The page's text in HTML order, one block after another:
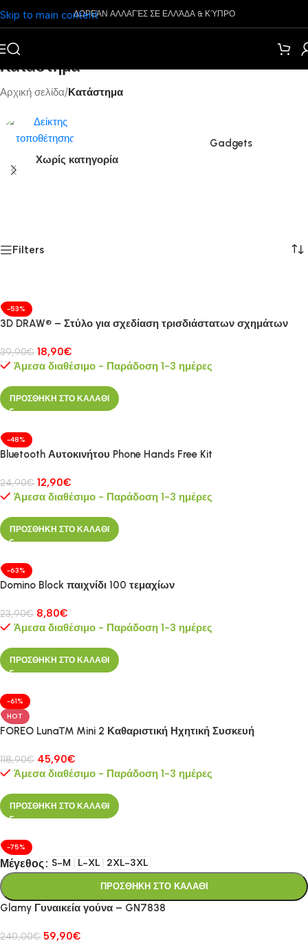
Skip to main contentΔΩΡΕΆΝ ΑΛΛΑΓΈΣ ΣΕ ΕΛΛΆΔΑ & ΚΎΠΡΟ
Κατάστημα
Αρχική σελίδα/Κατάστημα
Χωρίς κατηγορία
Gadgets
Filters
-53%
3D DRAW® – Στύλο για σχεδίαση τρισδιάστατων σχημάτων
39,90€ 18,90€
Άμεσα διαθέσιμο - Παράδοση 1-3 ημέρες
ΠΡΟΣΘΗΚΗ ΣΤΟ ΚΑΛΑΘΙ
-48%
Bluetooth Αυτοκινήτου Phone Hands Free Kit
24,90€ 12,90€
Άμεσα διαθέσιμο - Παράδοση 1-3 ημέρες
ΠΡΟΣΘΗΚΗ ΣΤΟ ΚΑΛΑΘΙ
-63%
Domino Block παιχνίδι 100 τεμαχίων
23,90€ 8,80€
Άμεσα διαθέσιμο - Παράδοση 1-3 ημέρες
ΠΡΟΣΘΗΚΗ ΣΤΟ ΚΑΛΑΘΙ
-61%
HOT
FOREO Luna™ Mini 2 Καθαριστική Ηχητική Συσκευή
118,90€ 45,90€
Άμεσα διαθέσιμο - Παράδοση 1-3 ημέρες
ΠΡΟΣΘΗΚΗ ΣΤΟ ΚΑΛΑΘΙ
-75%
Μέγεθος S-M L-XL 2XL-3XL
ΠΡΟΣΘΗΚΗ ΣΤΟ ΚΑΛΑΘΙ
Glamy Γυναικεία γούνα – GN7838
240,00€ 59,90€